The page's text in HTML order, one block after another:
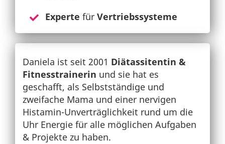
Experte für Vertriebssysteme
Daniela ist seit 2001 Diätassitentin &
Fitnesstrainerin und sie hat es
geschafft, als Selbstständige und
zweifache Mama und einer nervigen
Histamin-Unverträglichkeit rund um die
Uhr Energie für alle möglichen Aufgaben
& Projekte zu haben.